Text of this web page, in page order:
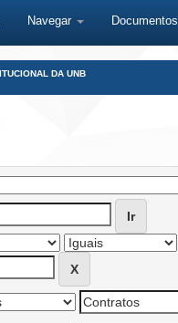
Navegar Documentos
DA UNB